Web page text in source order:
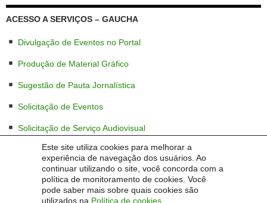
Este site utiliza cookies para melhorar a
experiência de navegação dos usuários. Ao
continuar utilizando o site, você concorda com a
política de monitoramento de cookies. Você
pode saber mais sobre quais cookies são
utilizados na Política de cookies
ACESSO A SERVIÇOS – GAUCHA
Divulgação de Eventos no Portal
Produção de Material Gráfico
Sugestão de Pauta Jornalística
Solicitação de Eventos
Solicitação de Serviço Audiovisual
Programa de Gestão e Desempenho (PGD)